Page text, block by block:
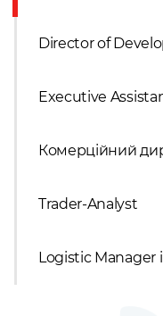
Director of
Executive
Комерційний
Trader-Analyst
Logistic Manager